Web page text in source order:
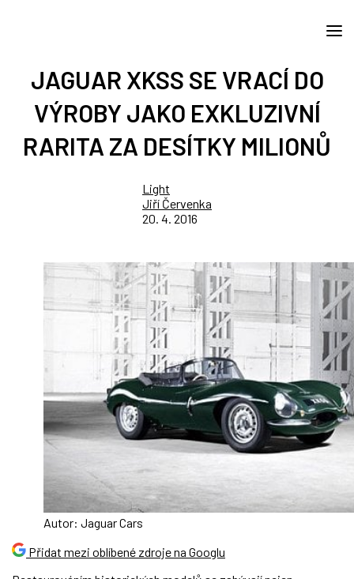
JAGUAR XKSS SE VRACÍ DO
VÝROBY JAKO EXKLUZIVNÍ
RARITA ZA DESÍTKY MILIONŮ
Light
Jiří Červenka
20. 4. 2016
Autor: Jaguar Cars
Přidat mezi oblíbené zdroje na Googlu